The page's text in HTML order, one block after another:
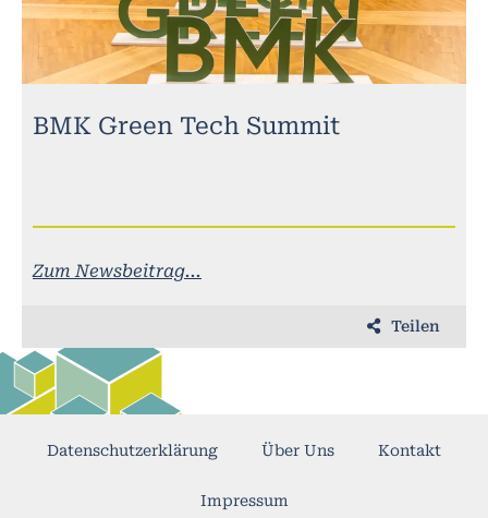
BMK Green Tech Summit
Zum Newsbeitrag...
Teilen
Datenschutzerklärung Über Uns Kontakt
Impressum